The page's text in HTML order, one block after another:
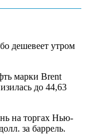
дешевеет утром
марки Brent
до 44,63
на торгах Нью-
за баррель.